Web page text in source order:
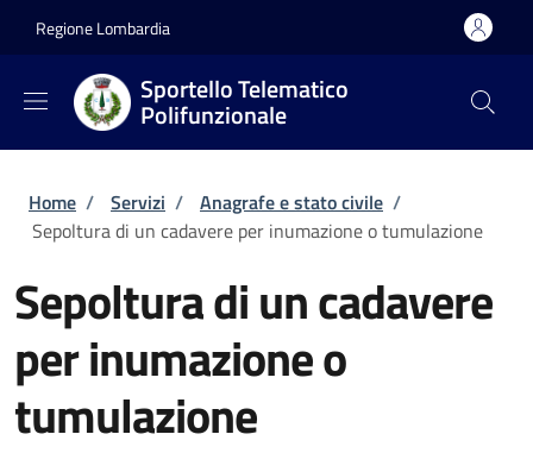
Regione Lombardia
Sportello Telematico
Polifunzionale
Briciole di pane
Home / Servizi / Anagrafe e stato civile /
Sepoltura di un cadavere per inumazione o tumulazione
Sepoltura di un cadavere
per inumazione o
tumulazione